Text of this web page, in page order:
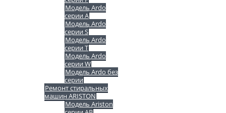
Модель Ardo
серии A
Модель Ardo
серии S
Модель Ardo
серии T
Модель Ardo
серии W
Модель Ardo без
серии
Ремонт стиральных
машин ARISTON
Модель Ariston